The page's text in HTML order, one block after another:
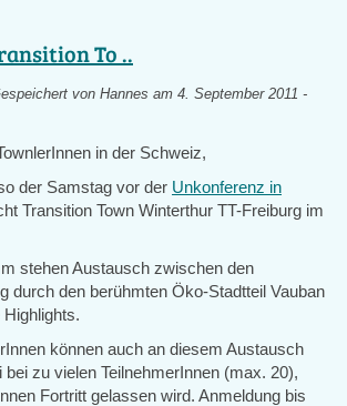
To ..
von Hannes am 4. September 2011 -
in der Schweiz,
der Samstag vor der Unkonferenz in
Transition Town Winterthur TT-Freiburg im
stehen Austausch zwischen den
durch den berühmten Öko-Stadtteil Vauban
können auch an diesem Austausch
bei zu vielen TeilnehmerInnen (max. 20),
Fortritt gelassen wird. Anmeldung bis